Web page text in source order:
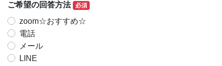
ご希望の回答方法 必須
zoom☆おすすめ☆
電話
メール
LINE